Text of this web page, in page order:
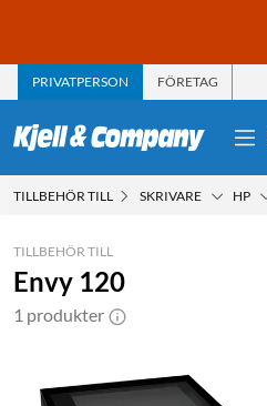
PRIVATPERSON FÖRETAG
TILLBEHÖR TILL SKRIVARE HP
TILLBEHÖR TILL
Envy 120
1 produkter